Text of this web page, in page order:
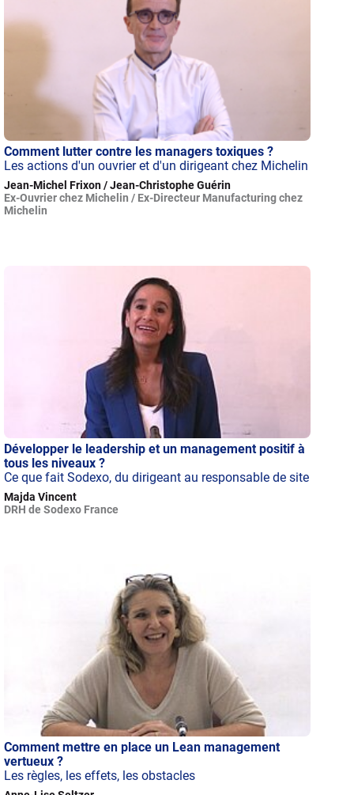
Comment lutter contre les managers toxiques ?
Les actions d'un ouvrier et d'un dirigeant chez Michelin
Jean-Michel Frixon / Jean-Christophe Guérin
Ex-Ouvrier chez Michelin / Ex-Directeur Manufacturing chez
Michelin
Développer le leadership et un management positif à
tous les niveaux ?
Ce que fait Sodexo, du dirigeant au responsable de site
Majda Vincent
DRH de Sodexo France
Comment mettre en place un Lean management
vertueux ?
Les règles, les effets, les obstacles